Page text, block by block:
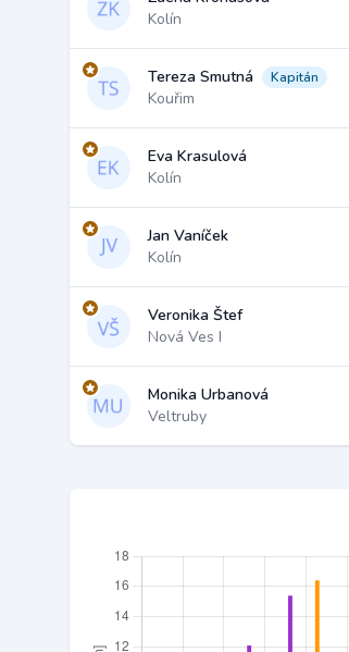
Kolín
Tereza Smutná Kapitán
Kouřim
Eva Krasulová
Kolín
Jan Vaníček
Kolín
Veronika Štef
Nová Ves I
Monika Urbanová
Veltruby